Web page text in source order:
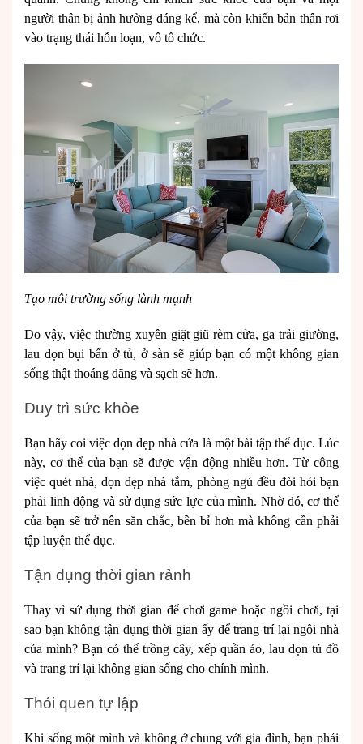
người thân bị ảnh hưởng đáng kể, mà còn khiến bản thân rơi
vào trạng thái hỗn loạn, vô tổ chức.
Tạo môi trường sống lành mạnh
Do vậy, việc thường xuyên giặt giũ rèm cửa, ga trải giường,
lau dọn bụi bẩn ở tủ, ở sàn sẽ giúp bạn có một không gian
sống thật thoáng đãng và sạch sẽ hơn.
Duy trì sức khỏe
Bạn hãy coi việc dọn dẹp nhà cửa là một bài tập thể dục. Lúc
này, cơ thể của bạn sẽ được vận động nhiều hơn. Từ công
việc quét nhà, dọn dẹp nhà tắm, phòng ngủ đều đòi hỏi bạn
phải linh động và sử dụng sức lực của mình. Nhờ đó, cơ thể
của bạn sẽ trở nên săn chắc, bền bỉ hơn mà không cần phải
tập luyện thể dục.
Tận dụng thời gian rảnh
Thay vì sử dụng thời gian để chơi game hoặc ngồi chơi, tại
sao bạn không tận dụng thời gian ấy để trang trí lại ngôi nhà
của mình? Bạn có thể trồng cây, xếp quần áo, lau dọn tủ đồ
và trang trí lại không gian sống cho chính mình.
Thói quen tự lập
Khi sống một mình và không ở chung với gia đình, bạn phải